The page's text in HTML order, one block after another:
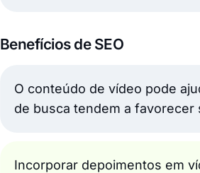
Benefícios de SEO
O conteúdo de vídeo pode
de busca tendem a
Incorporar depoimentos em